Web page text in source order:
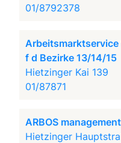
01/8792378
Arbeitsmarktservice
f d Bezirke 13/14/15
Hietzinger Kai 139
01/87871
ARBOS
Hietzinger